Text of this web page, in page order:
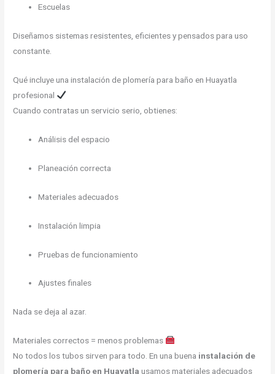
Escuelas
Diseñamos sistemas resistentes, eficientes y pensados para uso
constante.
Qué incluye una instalación de plomería para baño en Huayatla
profesional
Cuando contratas un servicio serio, obtienes:
Análisis del espacio
Planeación correcta
Materiales adecuados
Instalación limpia
Pruebas de funcionamiento
Ajustes finales
Nada se deja al azar.
Materiales correctos = menos problemas
No todos los tubos sirven para todo. En una buena instalación de
plomería para baño en Huayatla usamos materiales adecuados